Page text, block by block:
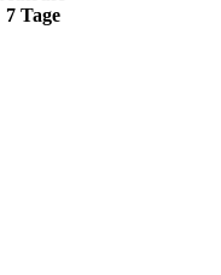
7 Tage